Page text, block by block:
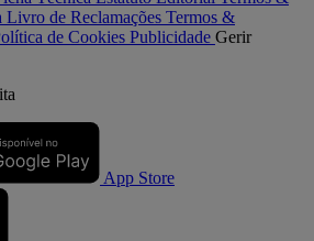
Livro de Reclamações Termos &
de Cookies Publicidade Gerir
App Store